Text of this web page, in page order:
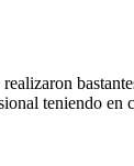
teniendo